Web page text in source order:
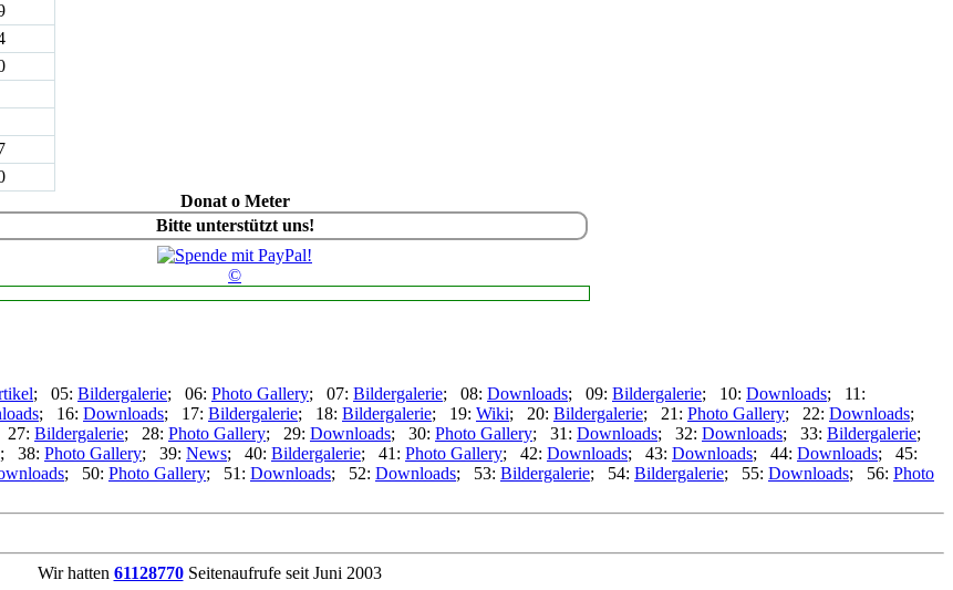
Donat o Meter
Bitte unterstützt uns!
©
; 05: Bildergalerie; 06: Photo Gallery; 07: Bildergalerie; 08: Downloads; 09: Bildergalerie; 10: Downloads; 11:
; 16: Downloads; 17: Bildergalerie; 18: Bildergalerie; 19: Wiki; 20: Bildergalerie; 21: Photo Gallery; 22: Downloads;
Bildergalerie; 28: Photo Gallery; 29: Downloads; 30: Photo Gallery; 31: Downloads; 32: Downloads; 33: Bildergalerie;
; 38: Photo Gallery; 39: News; 40: Bildergalerie; 41: Photo Gallery; 42: Downloads; 43: Downloads; 44: Downloads; 45:
; 50: Photo Gallery; 51: Downloads; 52: Downloads; 53: Bildergalerie; 54: Bildergalerie; 55: Downloads; 56: Photo
Wir hatten 61128770Seitenaufrufe seit Juni 2003